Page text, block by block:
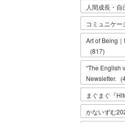
人間成長・自
コミュニケー
Art of Being
(817)
“The English
Newsletter. (
まぐまぐ『
かないずむ